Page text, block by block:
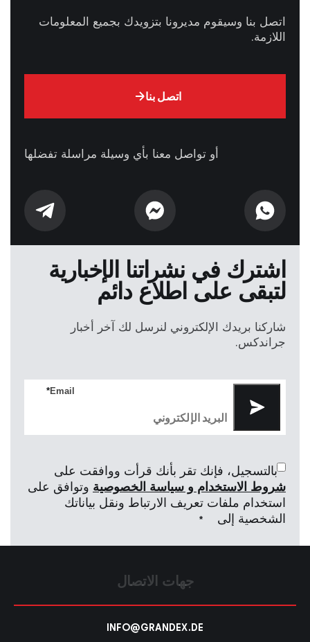
اتصل بنا وسيقوم مديرونا بتزويدك بجميع المعلومات
اللازمة.
اتصل بنا
أو تواصل معنا بأي وسيلة مراسلة تفضلها
اشترك في نشراتنا الإخبارية
لتبقى على اطلاع دائم
شاركنا بريدك الإلكتروني لنرسل لك آخر أخبار
جراندكس.
Email
*
بالتسجيل، فإنك تقر بأنك قرأت ووافقت على
شروط الاستخدام و سياسة الخصوصية وتوافق على
استخدام ملفات تعريف الارتباط ونقل بياناتك
الشخصية إلى
*
جهات الاتصال
INFO@GRANDEX.DE